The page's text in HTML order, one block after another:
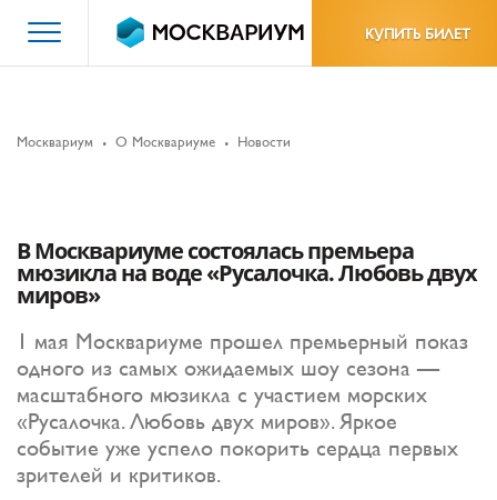
КУПИТЬ БИЛЕТ
Москвариум О Москвариуме Новости
В Москвариуме состоялась премьера
мюзикла на воде «Русалочка. Любовь двух
миров»
1 мая Москвариуме прошел премьерный показ
одного из самых ожидаемых шоу сезона —
масштабного мюзикла с участием морских
«Русалочка. Любовь двух миров». Яркое
событие уже успело покорить сердца первых
зрителей и критиков.